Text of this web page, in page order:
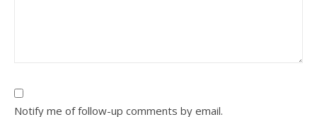
Notify me of follow-up comments by email.